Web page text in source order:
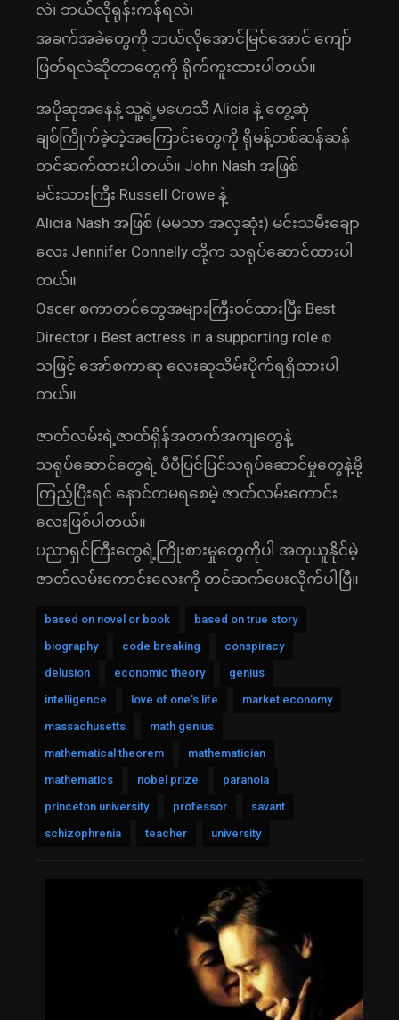
လဲ၊ ဘယ်လိုရုန်းကန်ရလဲ၊
အခက်အခဲတွေကို ဘယ်လိုအောင်မြင်အောင် ကျော်
ဖြတ်ရလဲဆိုတာတွေကို ရိုက်ကူးထားပါတယ်။
အပိုဆုအနေနဲ့ သူ့ရဲ့မဟေသီ Alicia နဲ့ တွေ့ဆုံ
ချစ်ကြိုက်ခဲ့တဲ့အကြောင်းတွေကို ရိုမန့်တစ်ဆန်ဆန်
တင်ဆက်ထားပါတယ်။ John Nash အဖြစ်
မင်းသားကြီး Russell Crowe နဲ့
Alicia Nash အဖြစ် (မမသာ အလှဆုံး) မင်းသမီးချော
လေး Jennifer Connelly တို့က သရုပ်ဆောင်ထားပါ
တယ်။
Oscer စကာတင်တွေအများကြီးဝင်ထားပြီး Best
Director ၊ Best actress in a supporting role စ
သဖြင့် အော်စကာဆု လေးဆုသိမ်းပိုက်ရရှိထားပါ
တယ်။
ဇာတ်လမ်းရဲ့ဇာတ်ရှိန်အတက်အကျတွေနဲ့
သရုပ်ဆောင်တွေရဲ့ ပီပီပြင်ပြင်သရုပ်ဆောင်မှုတွေနဲ့မို့
ကြည့်ပြီးရင် နောင်တမရစေမဲ့ ဇာတ်လမ်းကောင်း
လေးဖြစ်ပါတယ်။
ပညာရှင်ကြီးတွေရဲ့ကြိုးစားမှုတွေကိုပါ အတုယူနိုင်မဲ့
ဇာတ်လမ်းကောင်းလေးကို တင်ဆက်ပေးလိုက်ပါပြီ။
based on novel or book
based on true story
biography
code breaking
conspiracy
delusion
economic theory
genius
intelligence
love of one's life
market economy
massachusetts
math genius
mathematical theorem
mathematician
mathematics
nobel prize
paranoia
princeton university
professor
savant
schizophrenia
teacher university